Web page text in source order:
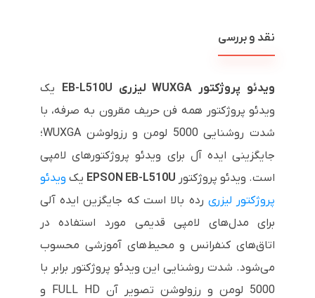
نقد و بررسی
ویدئو پروژکتور WUXGAلیزری EB-L510U یک
ویدئو پروژکتور همه فن حریف مقرون به صرفه، با
شدت روشنایی 5000 لومن و رزولوشن
WUXGA؛
جایگزینی ایده آل برای ویدئو پروژکتورهای لامپی
است. ویدئو پروژکتور EPSON EB-L510U یک ویدئو
پروژکتور لیزری رده بالا است که جایگزین ایده آلی
برای مدل‌های لامپی قدیمی مورد استفاده در
اتاق‌های کنفرانس و محیط‌های آموزشی محسوب
می‌شود. شدت روشنایی این ویدئو پروژکتور برابر با
5000 لومن و رزولوشن تصویر آن FULL HD و